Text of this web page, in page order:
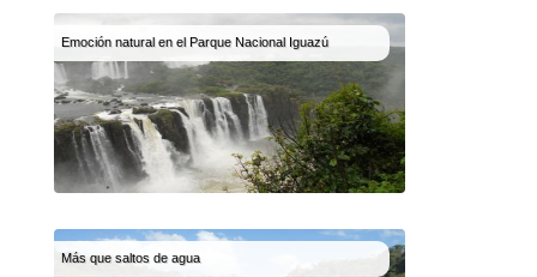
Emoción natural en el Parque Nacional Iguazú
Más que saltos de agua